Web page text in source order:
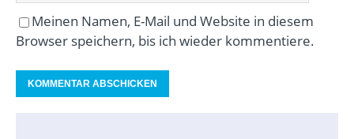
Meinen Namen, E-Mail und Website in diesem
Browser speichern, bis ich wieder kommentiere.